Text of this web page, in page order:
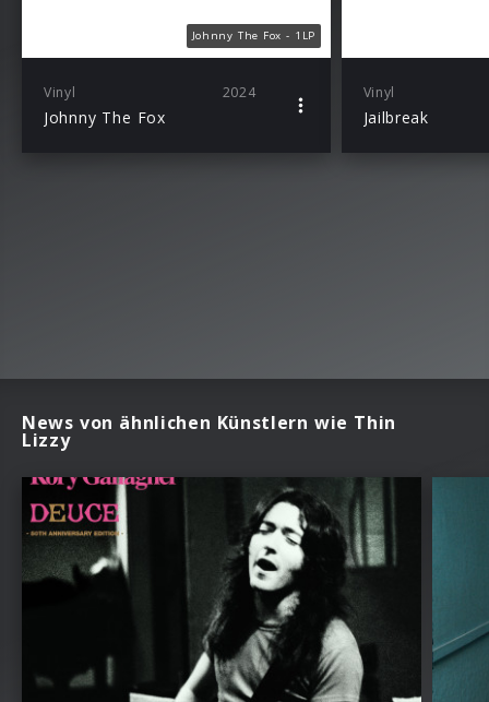
Johnny The Fox - 1LP
Vinyl 2024
Johnny The Fox
Vinyl
Jailbreak
News von ähnlichen Künstlern wie Thin
Lizzy